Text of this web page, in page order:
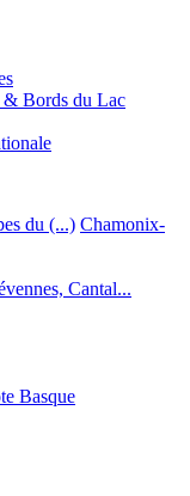
& Bords du Lac
du (...) Chamonix-
Cantal...
Basque